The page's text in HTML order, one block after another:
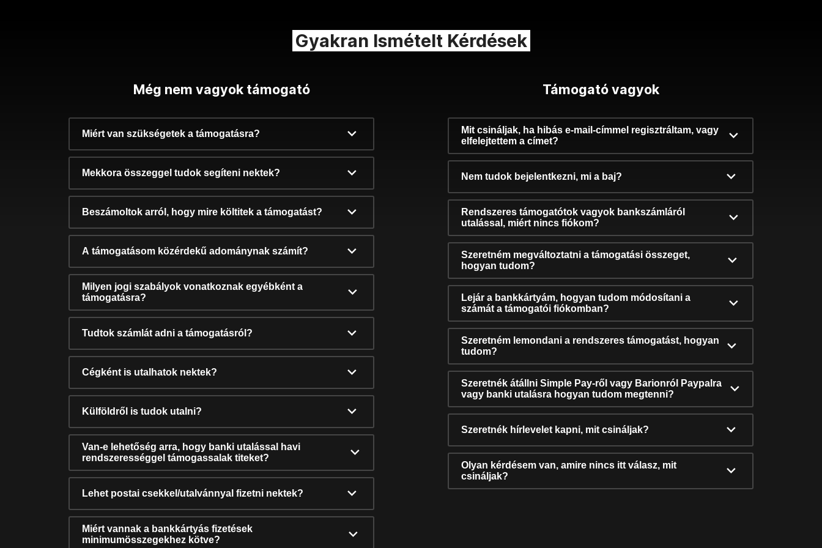
Gyakran Ismételt Kérdések
Még nem vagyok támogató
Miért van szükségetek a támogatásra?
Mekkora összeggel tudok segíteni nektek?
Beszámoltok arról, hogy mire költitek a támogatást?
A támogatásom közérdekű adománynak számít?
Milyen jogi szabályok vonatkoznak egyébként a
támogatásra?
Tudtok számlát adni a támogatásról?
Cégként is utalhatok nektek?
Külföldről is tudok utalni?
Van-e lehetőség arra, hogy banki utalással havi
rendszerességgel támogassalak titeket?
Lehet postai csekkel/utalvánnyal fizetni nektek?
Miért vannak a bankkártyás fizetések
minimumösszegekhez kötve?
Támogató vagyok
Mit csináljak, ha hibás e-mail-címmel regisztráltam, vagy
elfelejtettem a címet?
Nem tudok bejelentkezni, mi a baj?
Rendszeres támogatótok vagyok bankszámláról
utalással, miért nincs fiókom?
Szeretném megváltoztatni a támogatási összeget,
hogyan tudom?
Lejár a bankkártyám, hogyan tudom módosítani a
számát a támogatói fiókomban?
Szeretném lemondani a rendszeres támogatást, hogyan
tudom?
Szeretnék átállni Simple Pay-ről vagy Barionról Paypalra
vagy banki utalásra hogyan tudom megtenni?
Szeretnék hírlevelet kapni, mit csináljak?
Olyan kérdésem van, amire nincs itt válasz, mit
csináljak?